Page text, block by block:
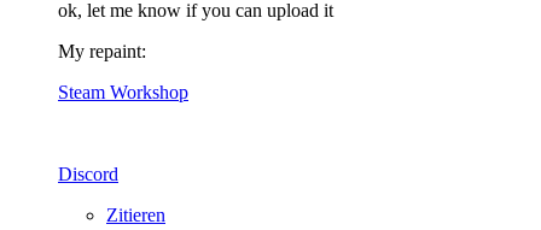
ok, let me know if you can upload it
My repaint:
Steam Workshop
Discord
Zitieren